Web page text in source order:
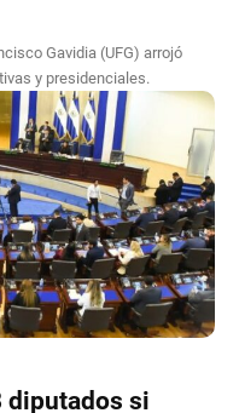
Gavidia (UFG) arrojó
y presidenciales.
diputados si